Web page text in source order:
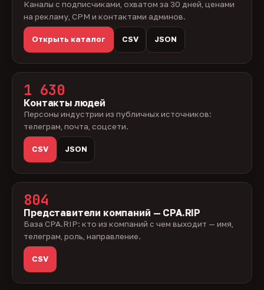
Каналы с подписчиками, охватом за 30 дней, ценами
на рекламу, CPM и контактами админов.
Открыть каталог CSV JSON
1 630
Контакты людей
Персоны индустрии из публичных источников:
телеграм, почта, соцсети.
CSV JSON
804
Представители компаний — CPA.RIP
База CPA.RIP: кто из компаний с чем выходит — имя,
телеграм, роль, направление.
CSV